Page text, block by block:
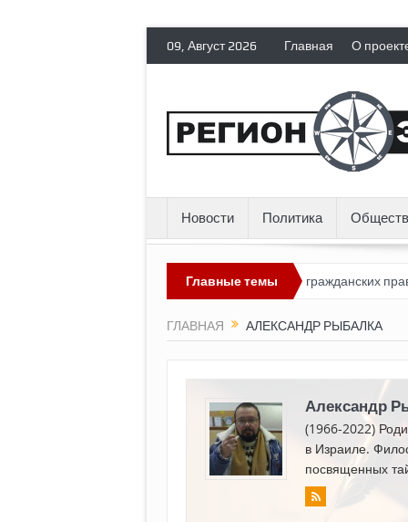
09, Август 2026 Главная О
Новости Политика
Главные темы
Россия лишает политических эмигрантов гражданских прав
ГЛАВНАЯ АЛЕКСАНДР РЫБАЛКА
Александр
(1966-2022)
в Израиле.
посвященных